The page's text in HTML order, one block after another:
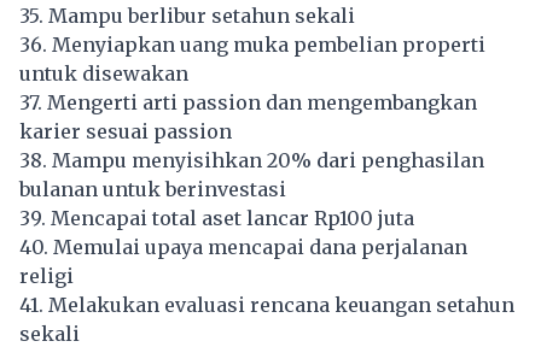
35. Mampu berlibur setahun sekali
36. Menyiapkan uang muka pembelian properti
untuk disewakan
37. Mengerti arti passion dan mengembangkan
karier sesuai passion
38. Mampu menyisihkan 20% dari penghasilan
bulanan untuk berinvestasi
39. Mencapai total aset lancar Rp100 juta
40. Memulai upaya mencapai dana perjalanan
religi
41. Melakukan evaluasi rencana keuangan setahun
sekali